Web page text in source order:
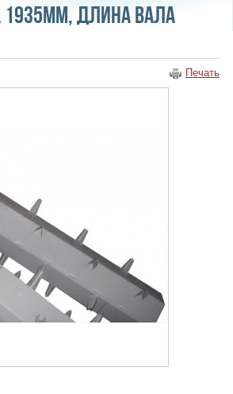
1935мм, длина вала
Печать